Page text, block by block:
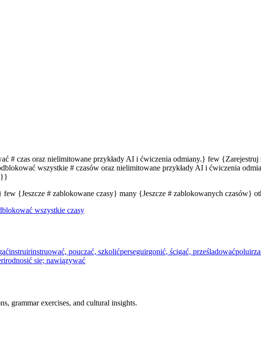
# czas oraz nielimitowane przykłady AI i ćwiczenia odmiany.} few
wszystkie # czasów oraz nielimitowane przykłady AI i ćwiczenia
{Jeszcze # zablokowane czasy} many {Jeszcze # zablokowanych czasów}
wszystkie czasy
instruirinstruować, pouczać, szkolićperseguirgonić, ścigać, prześladowaćpoluir
odnosić się; nawiązywać
grammar exercises, and cultural insights.